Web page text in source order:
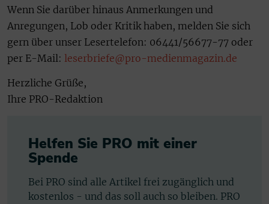
Wenn Sie darüber hinaus Anmerkungen und
Anregungen, Lob oder Kritik haben, melden Sie sich
gern über unser Lesertelefon: 06441/56677-77 oder
per E-Mail: leserbriefe@pro-medienmagazin.de
Herzliche Grüße,
Ihre PRO-Redaktion
Helfen Sie PRO mit einer
Spende
Bei PRO sind alle Artikel frei zugänglich und
kostenlos - und das soll auch so bleiben. PRO